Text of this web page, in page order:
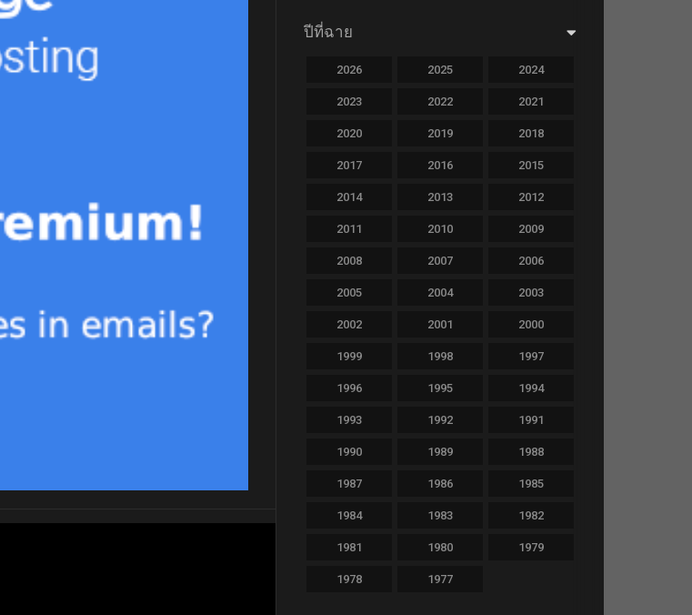
ปีที่ฉาย
2026 2025 2024
2023 2022 2021
2020 2019 2018
2017 2016 2015
2014 2013 2012
2011 2010 2009
2008 2007 2006
2005 2004 2003
2002 2001 2000
1999 1998 1997
1996 1995 1994
1993 1992 1991
1990 1989 1988
1987 1986 1985
1984 1983 1982
1981 1980 1979
1978 1977